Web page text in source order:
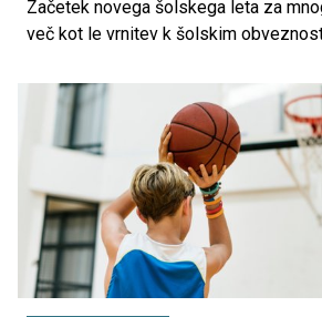
Začetek novega šolskega leta za
več kot le vrnitev k šolskim
dnevnih rutin, predvsem kar zadeva
manj prepoznanih, a pomembnih
prilagoditev pri otrocih je tudi
kaže na njihove težave in čustvene